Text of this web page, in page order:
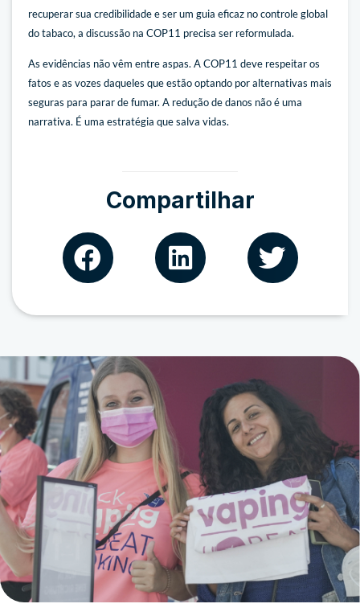
recuperar sua credibilidade e ser um guia eficaz no controle global
do tabaco, a discussão na COP11 precisa ser reformulada.
As evidências não vêm entre aspas. A COP11 deve respeitar os
fatos e as vozes daqueles que estão optando por alternativas mais
seguras para parar de fumar. A redução de danos não é uma
narrativa. É uma estratégia que salva vidas.
Compartilhar